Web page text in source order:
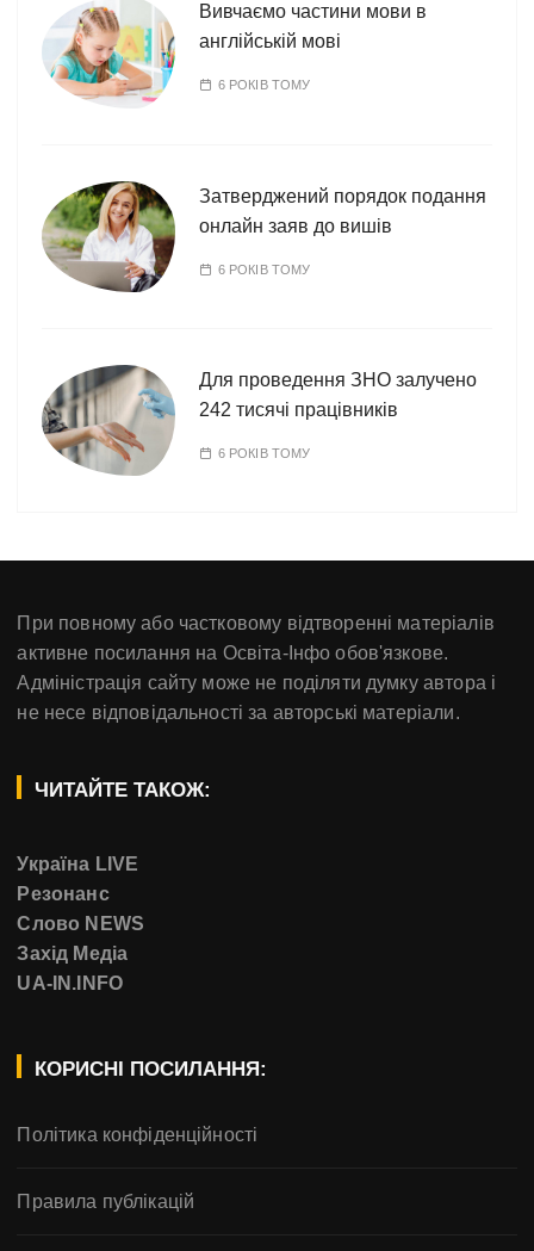
Вивчаємо частини мови в
англійській мові
6 РОКІВ ТОМУ
Затверджений порядок подання
онлайн заяв до вишів
6 РОКІВ ТОМУ
Для проведення ЗНО залучено
242 тисячі працівників
6 РОКІВ ТОМУ
При повному або частковому відтворенні матеріалів
активне посилання на Освіта-Інфо обов'язкове.
Адміністрація сайту може не поділяти думку автора і
не несе відповідальності за авторські матеріали.
ЧИТАЙТЕ ТАКОЖ:
Україна LIVE
Резонанс
Слово NEWS
Захід Медіа
UA-IN.INFO
КОРИСНІ ПОСИЛАННЯ:
Політика конфіденційності
Правила публікацій